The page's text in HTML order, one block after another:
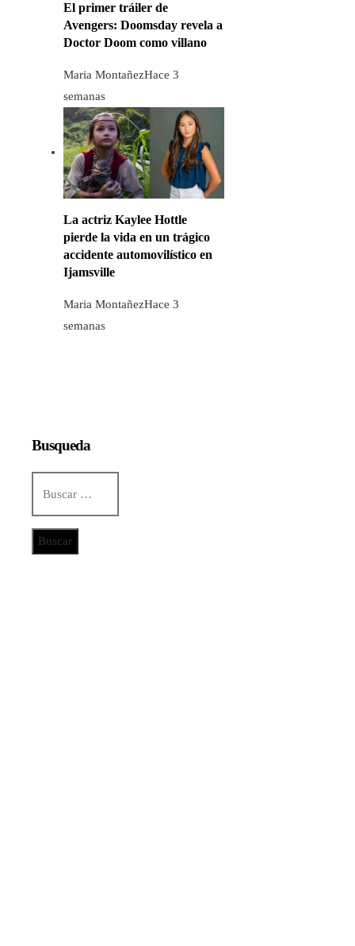
El primer tráiler de
Avengers: Doomsday revela a
Doctor Doom como villano
Maria MontañezHace 3
semanas
La actriz Kaylee Hottle
pierde la vida en un trágico
accidente automovilístico en
Ijamsville
Maria MontañezHace 3
semanas
Busqueda